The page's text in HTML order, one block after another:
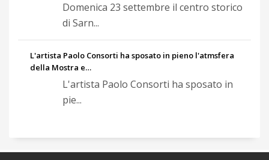
Domenica 23 settembre il centro storico
di Sarn...
L'artista Paolo Consorti ha sposato in pieno l'atmsfera
della Mostra e…
L'artista Paolo Consorti ha sposato in
pie...